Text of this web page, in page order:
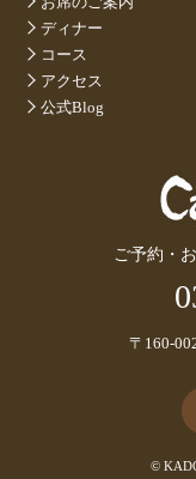
ディナー
コース
アクセス
公式Blog
ご予約・
〒160-
©